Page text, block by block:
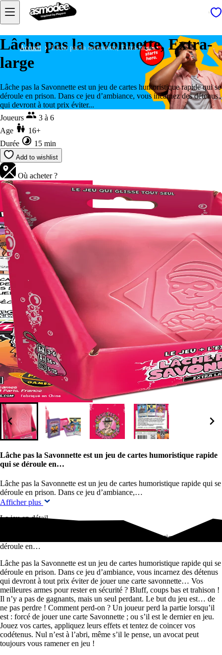
Accueil Lâche pas la savonnette, Extra-large
Lâche pas la savonnette, Extra-
large
Lâche pas la Savonnette est un jeu de cartes humoristique rapide qui se
déroule en prison. Dans ce jeu d’ambiance, vous incarnez des détenus
qui devront à tout prix éviter...
Joueurs
3 à 6
Age
16+
Durée
15 min
Add to wishlist
Où acheter ?
Lâche pas la Savonnette est un jeu de cartes humoristique rapide
qui se déroule en…
Lâche pas la Savonnette est un jeu de cartes humoristique rapide qui se
déroule en prison. Dans ce jeu d’ambiance,…
Afficher plus
Le jeu en détail
Lâche pas la Savonnette est un jeu de cartes humoristique rapide qui se
déroule en…
Lâche pas la Savonnette est un jeu de cartes humoristique rapide qui se
déroule en prison. Dans ce jeu d’ambiance, vous incarnez des détenus
qui devront à tout prix éviter de jouer une carte savonnette… Vos
meilleures armes pour rester en sécurité ? Bluff, coups bas et trahison !
Il n’y a pas de gagnants, mais un seul perdant. Le but du jeu est… de
ne pas perdre ! Comment perd-on ? Un joueur perd la partie lorsqu’il
est : forcé de jouer une carte Savonnette ; ou s’il est le dernier en jeu.
Jouez vos cartes, appliquez leurs effets et tentez de coincer vos
codétenus. Nul n’est à l’abri, même s’il le pense, un avocat peut
toujours vous ramener en jeu !